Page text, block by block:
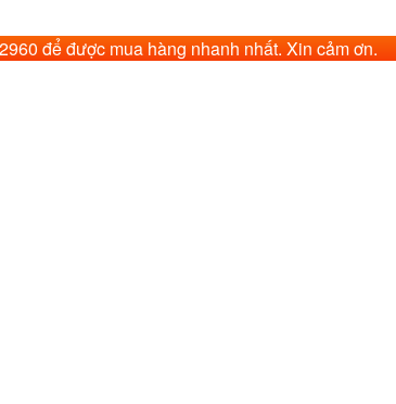
để được mua hàng nhanh nhất. Xin cảm ơn.